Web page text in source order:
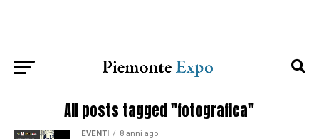
All posts tagged "fotografica"
EVENTI 8 anni ago